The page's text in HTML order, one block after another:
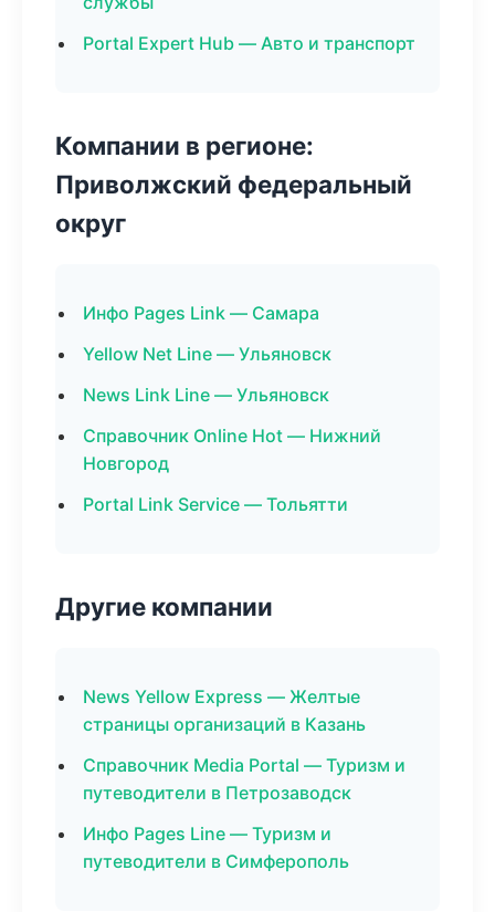
Portal Expert Hub — Авто и транспорт
Компании в регионе:
Приволжский федеральный
округ
Инфо Pages Link — Самара
Yellow Net Line — Ульяновск
News Link Line — Ульяновск
Справочник Online Hot — Нижний
Новгород
Portal Link Service — Тольятти
Другие компании
News Yellow Express — Желтые
страницы организаций в Казань
Справочник Media Portal — Туризм и
путеводители в Петрозаводск
Инфо Pages Line — Туризм и
путеводители в Симферополь